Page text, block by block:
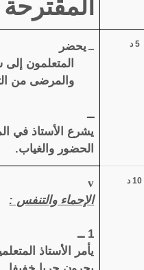
المقترحة
5 د ــ يحضر
المتعلمون
والمرضى من
ــ
يشرع الأستاذ في
الحضور والغياب.
10 د v
الإحماء والتنفس :
1 ــ
يأمر الأستاذ